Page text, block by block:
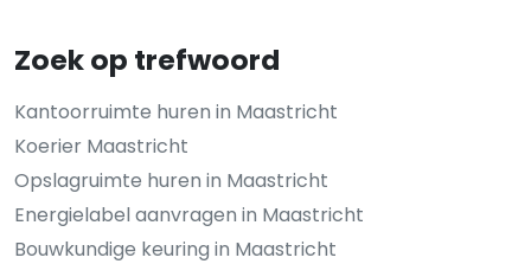
Zoek op trefwoord
Kantoorruimte huren in Maastricht
Koerier Maastricht
Opslagruimte huren in Maastricht
Energielabel aanvragen in Maastricht
Bouwkundige keuring in Maastricht